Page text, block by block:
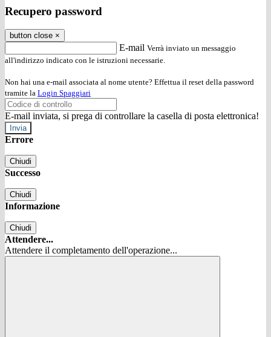
Recupero password
button close ×
E-mail Verrà inviato un messaggio
all'indirizzo indicato con le istruzioni necessarie.
Non hai una e-mail associata al nome utente? Effettua il reset della password
tramite la Login Spaggiari
E-mail inviata, si prega di controllare la casella di posta elettronica!
Errore
Chiudi
Successo
Chiudi
Informazione
Chiudi
Attendere...
Attendere il completamento dell'operazione...